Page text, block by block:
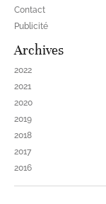
Contact
Publicité
Archives
2022
2021
2020
2019
2018
2017
2016